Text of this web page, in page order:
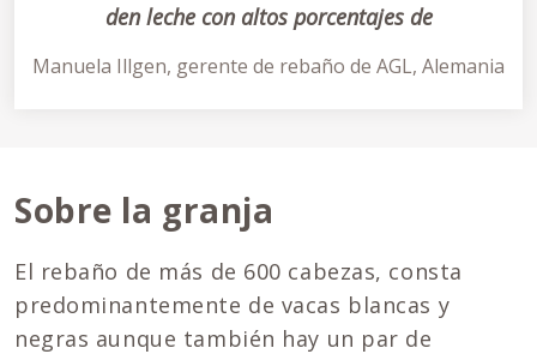
den leche con altos porcentajes de
Manuela Illgen, gerente de rebaño de AGL, Alemania
Sobre la granja
El rebaño de más de 600 cabezas, consta
predominantemente de vacas blancas y
negras aunque también hay un par de